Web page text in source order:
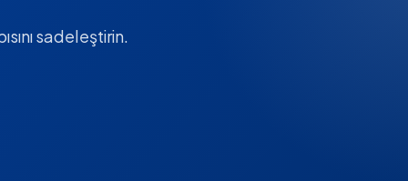
sadeleştirin.